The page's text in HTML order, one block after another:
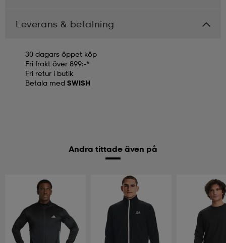
Leverans & betalning
30 dagars öppet köp
Fri frakt över 899:-*
Fri retur i butik
Betala med SWISH
Andra tittade även på